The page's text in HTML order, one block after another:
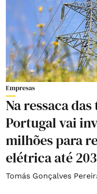
Empresas
Na ressaca
Portugal vai
milhões para
elétrica até
Tomás Gonçalves